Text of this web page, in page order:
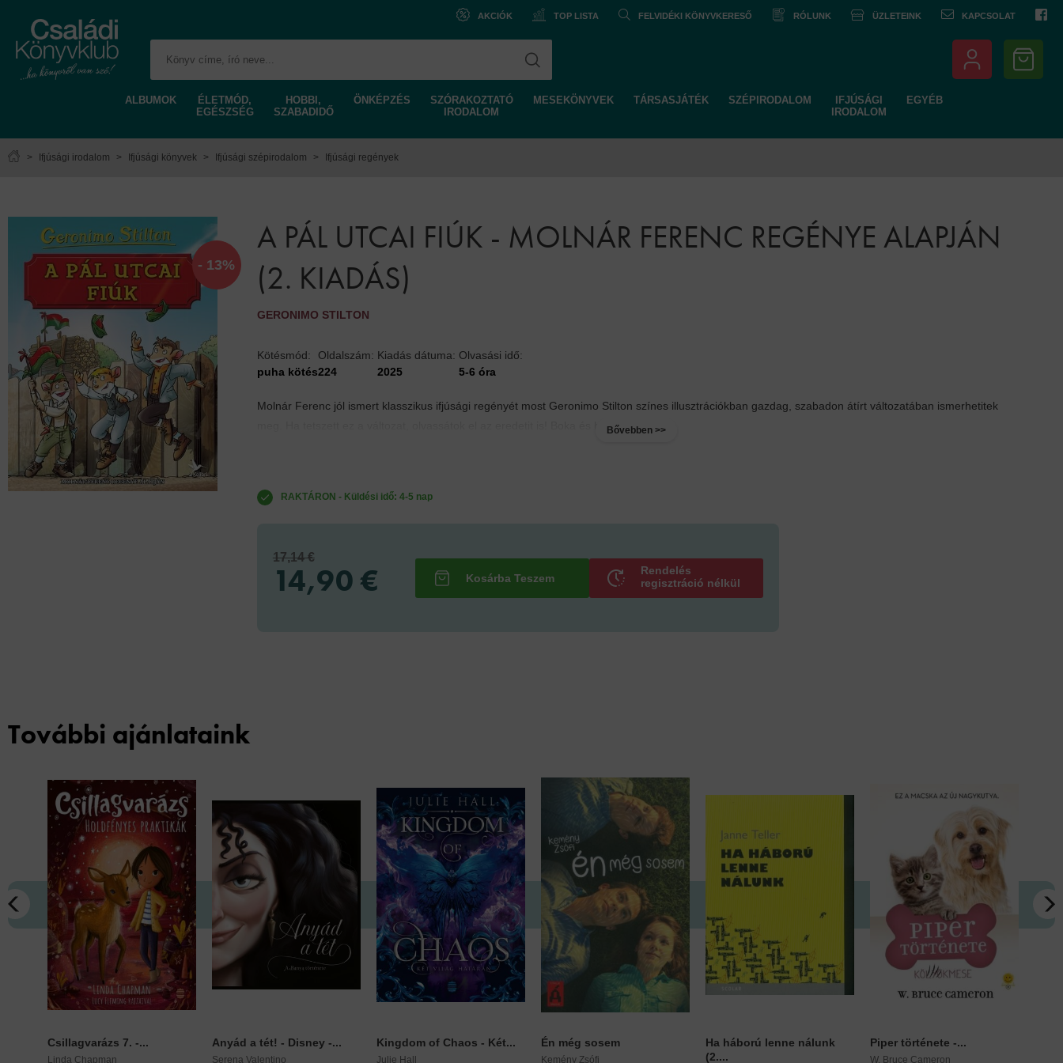
AKCIÓK TOP LISTA FELVIDÉKI KÖNYVKERESŐ RÓLUNK ÜZLETEINK KAPCSOLAT
ALBUMOK
ÉLETMÓD,
EGÉSZSÉG
HOBBI,
SZABADIDŐ
ÖNKÉPZÉS
SZÓRAKOZTATÓ
IRODALOM
MESEKÖNYVEK TÁRSASJÁTÉK SZÉPIRODALOM
IFJÚSÁGI
IRODALOM
EGYÉB
> Ifjúsági irodalom > Ifjúsági könyvek > Ifjúsági szépirodalom > Ifjúsági regények
- 13%
A PÁL UTCAI FIÚK - MOLNÁR FERENC REGÉNYE ALAPJÁN
(2. KIADÁS)
GERONIMO STILTON
Kötésmód:
puha kötés
Oldalszám:
224
Kiadás dátuma:
2025
Olvasási idő:
5-6 óra
Molnár Ferenc jól ismert klasszikus ifjúsági regényét most Geronimo Stilton színes illusztrációkban gazdag, szabadon átírt változatában ismerhetitek
meg. Ha tetszett ez a változat, olvassátok el az eredetit is! Boka és barátai a...
Bővebben >>
RAKTÁRON - Küldési idő: 4-5 nap
17,14 €
14,90 €
Rendelés
regisztráció nélkül
További ajánlataink
Csillagvarázs 7. -...
Linda Chapman
Anyád a tét! - Disney -...
Serena Valentino
Kingdom of Chaos - Két...
Julie Hall
Én még sosem
Kemény Zsófi
Ha háború lenne nálunk
(2....
Piper története -...
W. Bruce Cameron